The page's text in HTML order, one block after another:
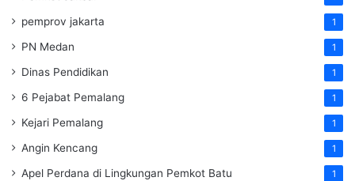
pemprov jakarta 1
PN Medan 1
Dinas Pendidikan 1
6 Pejabat Pemalang 1
Kejari Pemalang 1
Angin Kencang 1
Apel Perdana di Lingkungan Pemkot Batu 1